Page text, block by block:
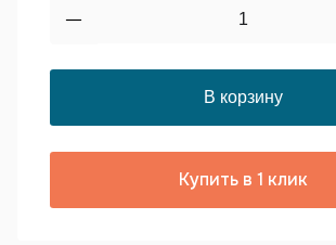
Купить в 1 клик